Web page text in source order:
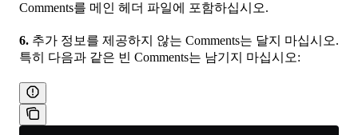
Comments를 메인 헤더 파일에 포함하십시오.
6. 추가 정보를 제공하지 않는 Comments는 달지 마십시오.
특히 다음과 같은 빈 Comments는 남기지 마십시오: